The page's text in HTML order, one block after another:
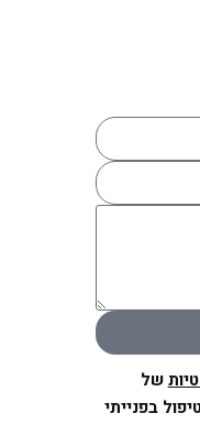
של
בפנייתי